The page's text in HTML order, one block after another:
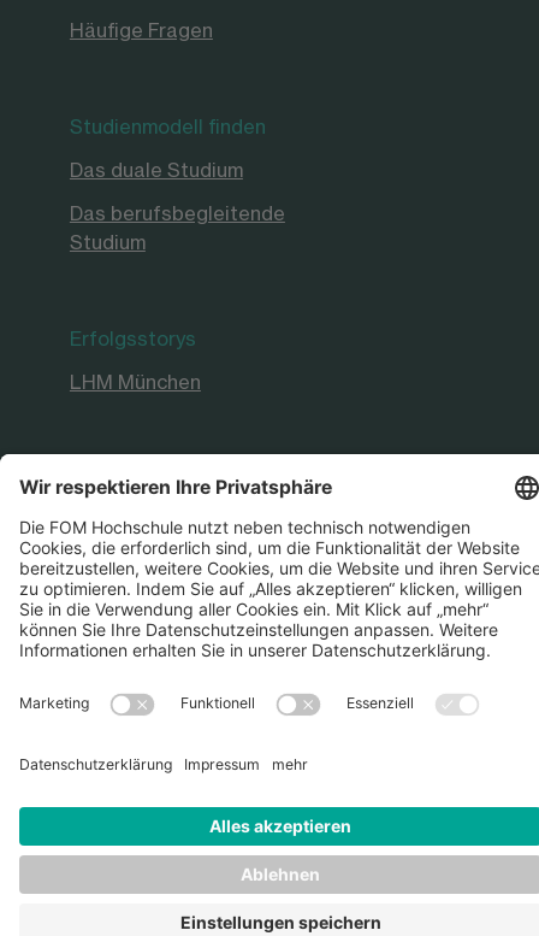
Häufige Fragen
Studienmodell finden
Das duale Studium
Das berufsbegleitende
Studium
Erfolgsstorys
LHM München
Die FOM ist akkreditiert und staatlich
Datenschutz Impressum